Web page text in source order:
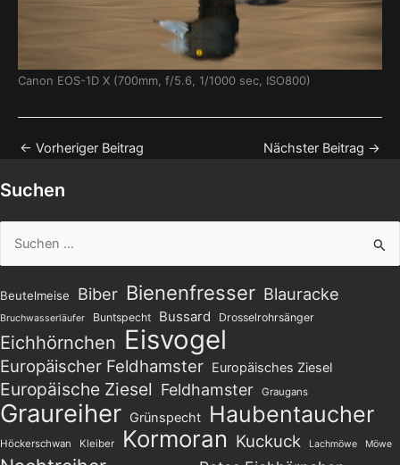
Canon EOS-1D X (700mm, f/5.6, 1/1000 sec, ISO800)
← Vorheriger Beitrag Nächster Beitrag →
Suchen
nach:
Beutelmeise Biber Bienenfresser Blauracke
Bruchwasserläufer Buntspecht Bussard Drosselrohrsänger
Eichhörnchen Eisvogel
Europäischer Feldhamster Europäisches Ziesel
Europäische Ziesel Feldhamster Graugans
Graureiher Grünspecht Haubentaucher
Höckerschwan Kleiber Kormoran Kuckuck Lachmöwe Möwe